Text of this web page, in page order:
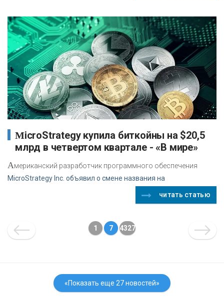
MicroStrategy купила биткойны на $20,5
млрд в четвертом квартале - «В мире»
Американский разработчик программного обеспечения
MicroStrategy Inc. объявил о смене названия на
читать статью
1 7 4327
«Показать еще 27 новостей»